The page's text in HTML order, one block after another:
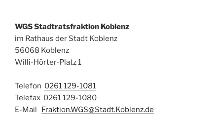
WGS Stadtratsfraktion Koblenz
im Rathaus der Stadt Koblenz
56068 Koblenz
Willi-Hörter-Platz 1
Telefon 0261 129-1081
Telefax 0261 129-1080
E-Mail Fraktion.WGS@Stadt.Koblenz.de